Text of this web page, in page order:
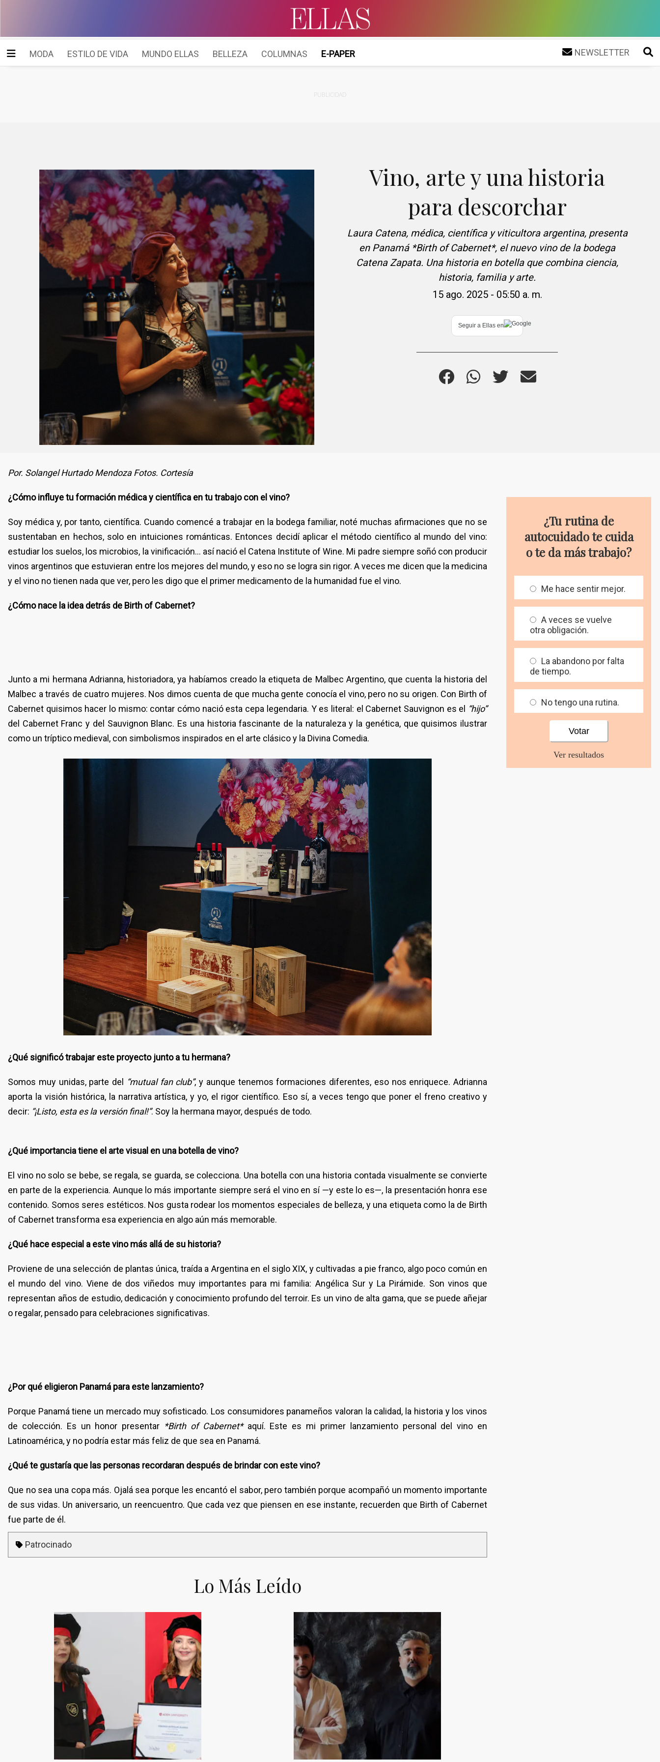
MODA ESTILO DE VIDA MUNDO ELLAS BELLEZA COLUMNAS E-PAPER NEWSLETTER
PUBLICIDAD
Vino, arte y una historia
para descorchar
Laura Catena, médica, científica y viticultora argentina, presenta
en Panamá *Birth of Cabernet*, el nuevo vino de la bodega
Catena Zapata. Una historia en botella que combina ciencia,
historia, familia y arte.
15 ago. 2025 - 05:50 a. m.
Seguir a Ellas en
Por. Solangel Hurtado Mendoza Fotos. Cortesía
¿Cómo influye tu formación médica y científica en tu trabajo con el vino?
Soy médica y, por tanto, científica. Cuando comencé a trabajar en la bodega familiar, noté muchas afirmaciones que no se
sustentaban en hechos, solo en intuiciones románticas. Entonces decidí aplicar el método científico al mundo del vino:
estudiar los suelos, los microbios, la vinificación… así nació el Catena Institute of Wine. Mi padre siempre soñó con producir
vinos argentinos que estuvieran entre los mejores del mundo, y eso no se logra sin rigor. A veces me dicen que la medicina
y el vino no tienen nada que ver, pero les digo que el primer medicamento de la humanidad fue el vino.
¿Cómo nace la idea detrás de Birth of Cabernet?
Junto a mi hermana Adrianna, historiadora, ya habíamos creado la etiqueta de Malbec Argentino, que cuenta la historia del
Malbec a través de cuatro mujeres. Nos dimos cuenta de que mucha gente conocía el vino, pero no su origen. Con Birth of
Cabernet quisimos hacer lo mismo: contar cómo nació esta cepa legendaria. Y es literal: el Cabernet Sauvignon es el “hijo”
del Cabernet Franc y del Sauvignon Blanc. Es una historia fascinante de la naturaleza y la genética, que quisimos ilustrar
como un tríptico medieval, con simbolismos inspirados en el arte clásico y la Divina Comedia.
¿Qué significó trabajar este proyecto junto a tu hermana?
Somos muy unidas, parte del “mutual fan club”, y aunque tenemos formaciones diferentes, eso nos enriquece. Adrianna
aporta la visión histórica, la narrativa artística, y yo, el rigor científico. Eso sí, a veces tengo que poner el freno creativo y
decir: “¡Listo, esta es la versión final!”. Soy la hermana mayor, después de todo.
¿Qué importancia tiene el arte visual en una botella de vino?
El vino no solo se bebe, se regala, se guarda, se colecciona. Una botella con una historia contada visualmente se convierte
en parte de la experiencia. Aunque lo más importante siempre será el vino en sí —y este lo es—, la presentación honra ese
contenido. Somos seres estéticos. Nos gusta rodear los momentos especiales de belleza, y una etiqueta como la de Birth
of Cabernet transforma esa experiencia en algo aún más memorable.
¿Qué hace especial a este vino más allá de su historia?
Proviene de una selección de plantas única, traída a Argentina en el siglo XIX, y cultivadas a pie franco, algo poco común en
el mundo del vino. Viene de dos viñedos muy importantes para mi familia: Angélica Sur y La Pirámide. Son vinos que
representan años de estudio, dedicación y conocimiento profundo del terroir. Es un vino de alta gama, que se puede añejar
o regalar, pensado para celebraciones significativas.
¿Por qué eligieron Panamá para este lanzamiento?
Porque Panamá tiene un mercado muy sofisticado. Los consumidores panameños valoran la calidad, la historia y los vinos
de colección. Es un honor presentar *Birth of Cabernet*aquí. Este es mi primer lanzamiento personal del vino en
Latinoamérica, y no podría estar más feliz de que sea en Panamá.
¿Qué te gustaría que las personas recordaran después de brindar con este vino?
Que no sea una copa más. Ojalá sea porque les encantó el sabor, pero también porque acompañó un momento importante
de sus vidas. Un aniversario, un reencuentro. Que cada vez que piensen en ese instante, recuerden que Birth of Cabernet
fue parte de él.
Patrocinado
Lo Más Leído
¿Tu rutina de
autocuidado te cuida
o te da más trabajo?
Me hace sentir mejor.
A veces se vuelve
otra obligación.
La abandono por falta
de tiempo.
No tengo una rutina.
Ver resultados